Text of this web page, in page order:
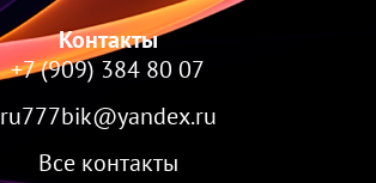
Контакты
+7 (909) 384 80 07
ru777bik@yandex.ru
Все контакты